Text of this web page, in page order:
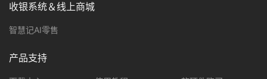
收银系统＆线上商城
智慧记AI零售
产品支持